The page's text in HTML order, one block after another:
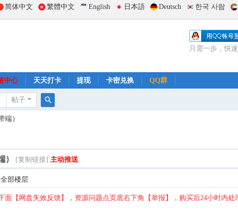
简体中文 繁體中文 English 日本語 Deutsch 한국 사람
只需一步，快
中心 天天打卡 提现 卡密兑换 QQ群
帖子
端）
） [复制链接] 主动推送
部楼层
面【网盘失效反馈】，资源问题点页底右下角【举报】，购买后24小时内